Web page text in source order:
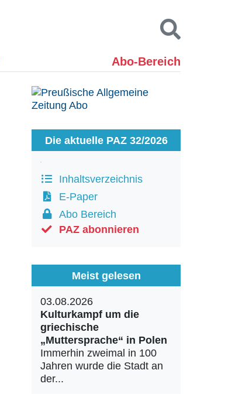
Abo-Bereich
Kontakt
Die aktuelle PAZ 32/2026
Inhaltsverzeichnis
E-Paper
Abo Bereich
PAZ abonnieren
Meist gelesen
03.08.2026
Kulturkampf um die
griechische
„Muttersprache“ in Polen
Immerhin zweimal in 100
Jahren wurde die Stadt an
der...